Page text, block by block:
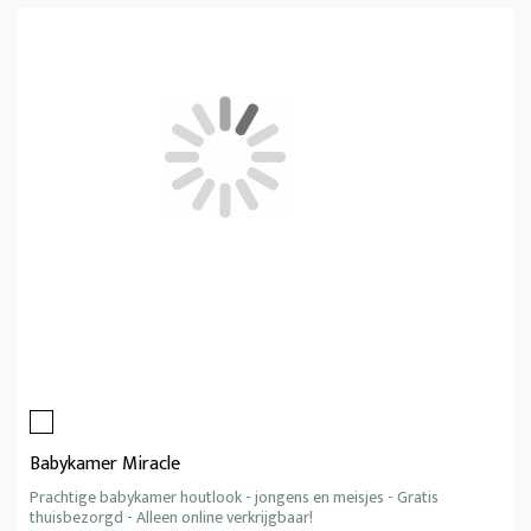
Babykamer Miracle
Prachtige babykamer houtlook - jongens en meisjes - Gratis
thuisbezorgd - Alleen online verkrijgbaar!